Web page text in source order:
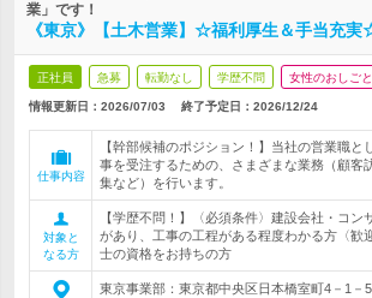
業」です！
《東京》【土木営業】☆福利厚生＆手当充実
正社員 急募 転勤なし 学歴不問 女性のおしご
情報更新日：2026/07/03 終了予定日： 2026/12/24
仕事内容
【幹部候補のポジション！】当社の営業職と
事を受注するための、さまざまな業務（顧客
集など）を行います。
対象と
なる方
【学歴不問！】〈必須条件〉建設会社・コン
があり、工事の工程がある程度わかる方〈歓
士の資格をお持ちの方
東京事業部：東京都中央区日本橋室町4－1